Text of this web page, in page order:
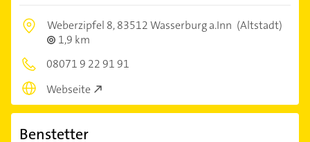
Weberzipfel 8,83512 Wasserburg a.Inn (Altstadt)
1,9 km
08071 9 22 91 91
Webseite
Benstetter